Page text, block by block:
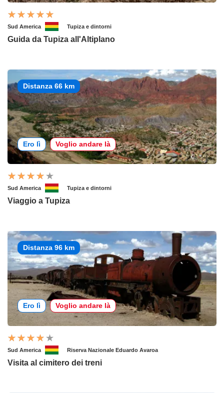
Sud America Tupiza e dintorni
Guida da Tupiza all'Altiplano
Distanza 66 km
Ero lì Voglio andare là
Sud America Tupiza e dintorni
Viaggio a Tupiza
Distanza 96 km
Ero lì Voglio andare là
Sud America Riserva Nazionale Eduardo Avaroa
Visita al cimitero dei treni